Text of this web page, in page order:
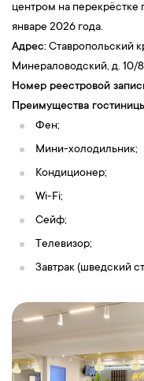
центром на перекрёстке
январе 2026 года.
Адрес:Ставропольский
Минераловодский, д. 10/8
Номер реестровой
Преимущества
Фен;
Мини-холодильник;
Кондиционер;
Wi-Fi;
Сейф;
Телевизор;
Завтрак (шведский